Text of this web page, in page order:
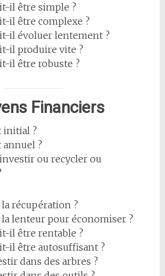
il être simple ?
il être complexe ?
il évoluer lentement ?
il produire vite ?
il être robuste ?
Financiers
initial ?
annuel ?
ou recycler ou
récupération ?
lenteur pour économiser ?
il être rentable ?
il être autosuffisant ?
dans des arbres ?